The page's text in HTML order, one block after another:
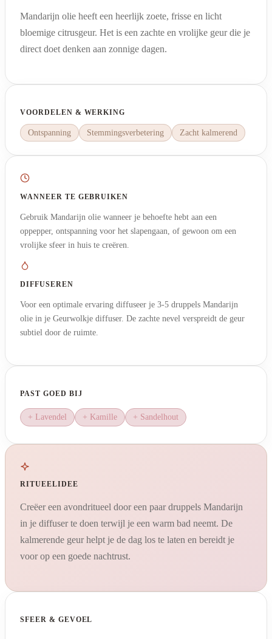
Mandarijn olie heeft een heerlijk zoete, frisse en licht
bloemige citrusgeur. Het is een zachte en vrolijke geur die je
direct doet denken aan zonnige dagen.
VOORDELEN & WERKING
Ontspanning Stemmingsverbetering Zacht kalmerend
WANNEER TE GEBRUIKEN
Gebruik Mandarijn olie wanneer je behoefte hebt aan een
oppepper, ontspanning voor het slapengaan, of gewoon om een
vrolijke sfeer in huis te creëren.
DIFFUSEREN
Voor een optimale ervaring diffuseer je 3-5 druppels Mandarijn
olie in je Geurwolkje diffuser. De zachte nevel verspreidt de geur
subtiel door de ruimte.
PAST GOED BIJ
+ Lavendel + Kamille + Sandelhout
RITUEELIDEE
Creëer een avondritueel door een paar druppels Mandarijn
in je diffuser te doen terwijl je een warm bad neemt. De
kalmerende geur helpt je de dag los te laten en bereidt je
voor op een goede nachtrust.
SFEER & GEVOEL